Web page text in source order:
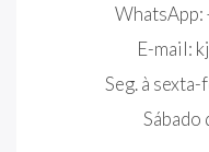
E-mail:
Seg. à
Sábado